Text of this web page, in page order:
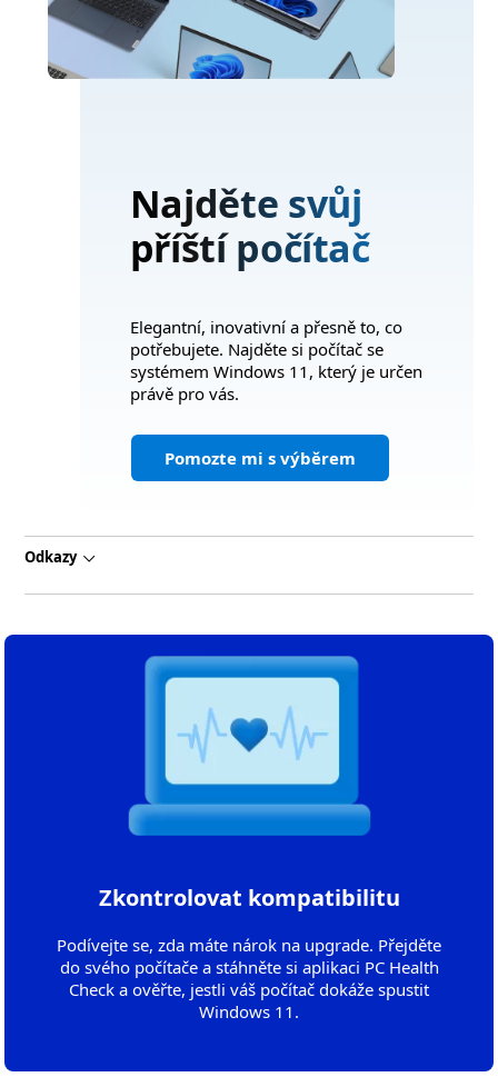
Najděte svůj
příští počítač
Elegantní, inovativní a přesně to, co
potřebujete. Najděte si počítač se
systémem Windows 11, který je určen
právě pro vás.
Pomozte mi s výběrem
Odkazy
Zkontrolovat kompatibilitu
Podívejte se, zda máte nárok na upgrade. Přejděte
do svého počítače a stáhněte si aplikaci PC Health
Check a ověřte, jestli váš počítač dokáže spustit
Windows 11.